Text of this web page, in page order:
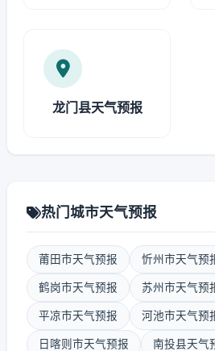
龙门县天气预报
热门城市天气预报
莆田市天气预报 忻州市天气预
鹤岗市天气预报 苏州市天气预
平凉市天气预报 河池市天气预
日喀则市天气预报 南投县天气